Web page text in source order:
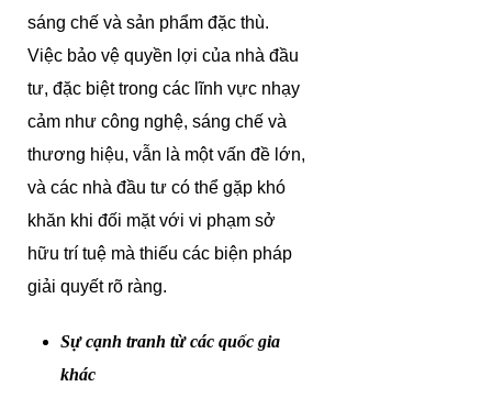
sáng chế và sản phẩm đặc thù.
Việc bảo vệ quyền lợi của nhà đầu
tư, đặc biệt trong các lĩnh vực nhạy
cảm như công nghệ, sáng chế và
thương hiệu, vẫn là một vấn đề lớn,
và các nhà đầu tư có thể gặp khó
khăn khi đối mặt với vi phạm sở
hữu trí tuệ mà thiếu các biện pháp
giải quyết rõ ràng.
Sự cạnh tranh từ các quốc gia
khác